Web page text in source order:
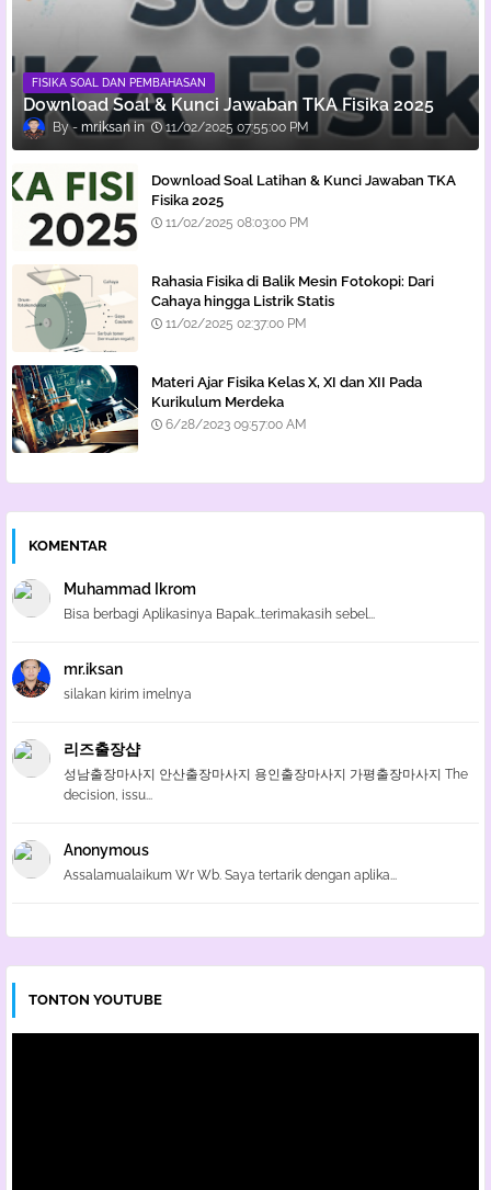
FISIKA SOAL DAN PEMBAHASAN
Download Soal & Kunci Jawaban TKA Fisika 2025
mr.iksan 11/02/2025 07:55:00 PM
Download Soal Latihan & Kunci Jawaban TKA
Fisika 2025
11/02/2025 08:03:00 PM
Rahasia Fisika di Balik Mesin Fotokopi: Dari
Cahaya hingga Listrik Statis
11/02/2025 02:37:00 PM
Materi Ajar Fisika Kelas X, XI dan XII Pada
Kurikulum Merdeka
6/28/2023 09:57:00 AM
KOMENTAR
Muhammad Ikrom
Bisa berbagi Aplikasinya Bapak...terimakasih sebel...
mr.iksan
silakan kirim imelnya
리즈출장샵
성남출장마사지 안산출장마사지 용인출장마사지 가평출장마사지 The
decision, issu...
Anonymous
Assalamualaikum Wr Wb. Saya tertarik dengan aplika...
TONTON YOUTUBE